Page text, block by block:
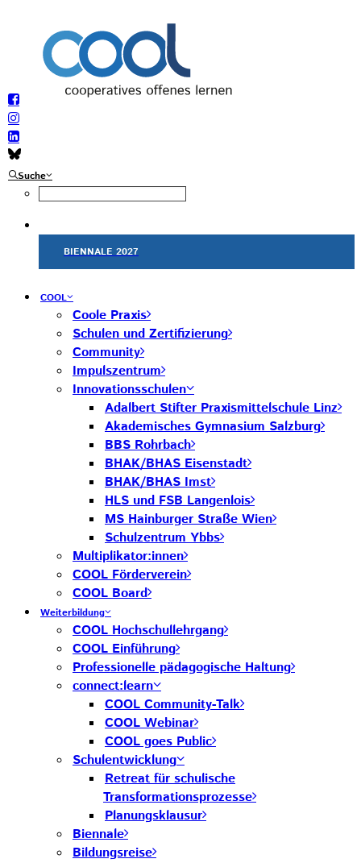
Suche
BIENNALE 2027
COOL
Coole Praxis
Schulen und Zertifizierung
Community
Impulszentrum
Innovationsschulen
Adalbert Stifter Praxismittelschule Linz
Akademisches Gymnasium Salzburg
BBS Rohrbach
BHAK/BHAS Eisenstadt
BHAK/BHAS Imst
HLS und FSB Langenlois
MS Hainburger Straße Wien
Schulzentrum Ybbs
Multiplikator:innen
COOL Förderverein
COOL Board
Weiterbildung
COOL Hochschullehrgang
COOL Einführung
Professionelle pädagogische Haltung
connect:learn
COOL Community-Talk
COOL Webinar
COOL goes Public
Schulentwicklung
Retreat für schulische
Transformationsprozesse
Planungsklausur
Biennale
Bildungsreise